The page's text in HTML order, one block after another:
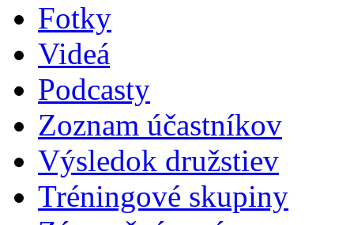
Fotky
Videá
Podcasty
Zoznam účastníkov
Výsledok družstiev
Tréningové skupiny